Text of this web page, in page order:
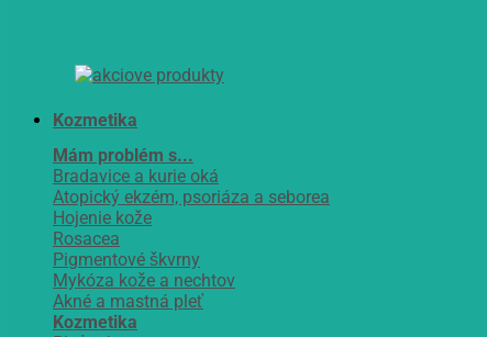
Kozmetika
Mám problém s...
Bradavice a kurie oká
Atopický ekzém, psoriáza a seborea
Hojenie kože
Rosacea
Pigmentové škvrny
Mykóza kože a nechtov
Akné a mastná pleť
Kozmetika